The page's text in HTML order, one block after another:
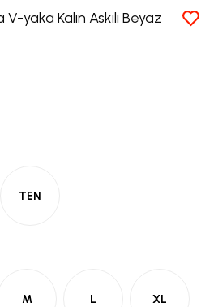
yaka Kalın Askılı Beyaz
TEN
M L XL